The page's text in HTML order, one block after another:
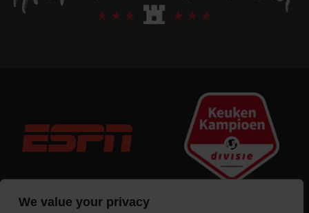
We value your privacy